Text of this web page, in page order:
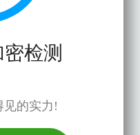
检测
见的实力!